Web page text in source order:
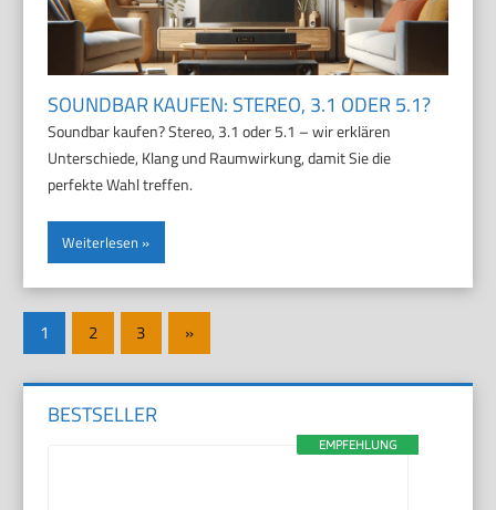
SOUNDBAR KAUFEN: STEREO, 3.1 ODER 5.1?
Soundbar kaufen? Stereo, 3.1 oder 5.1 – wir erklären
Unterschiede, Klang und Raumwirkung, damit Sie die
perfekte Wahl treffen.
Weiterlesen
Seitennummerierung
der
Beiträge
1 2 3
Nächste
Beiträge
»
BESTSELLER
EMPFEHLUNG